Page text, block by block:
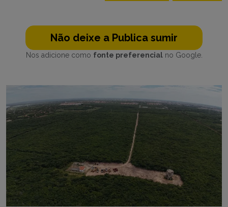
Não deixe a Publica sumir
Nos adicione como fonte preferencialno Google.